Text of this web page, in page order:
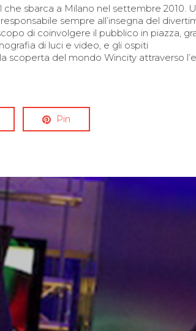
sbarca a Milano nel settembre 2010.
sempre all’insegna del
di coinvolgere il pubblico in piazza,
di luci e video, e gli ospiti
scoperta del mondo Wincity attraverso
Pin